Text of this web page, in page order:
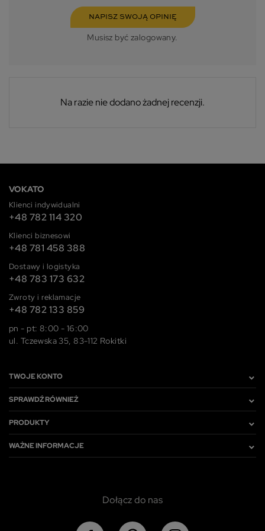
NAPISZ SWOJĄ OPINIĘ
Musisz być zalogowany.
Na razie nie dodano żadnej recenzji.
VOKATO
Klienci indywidualni
+48 782 114 320
Klienci biznesowi
+48 781 458 388
Dostawy i logistyka
+48 783 173 632
Zwroty i reklamacje
+48 782 133 859
pn - pt: 8:00 - 16:00
ul. Tczewska 35, 83-112 Rokitki
TWOJE KONTO
SPRAWDŹ RÓWNIEŻ
PRODUKTY
WAŻNE INFORMACJE
Dołącz do nas